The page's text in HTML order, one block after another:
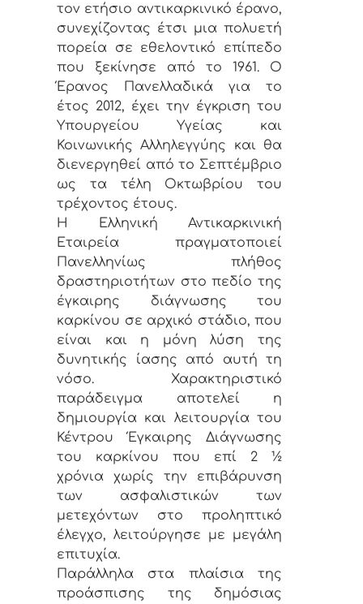
τον ετήσιο αντικαρκινικό έρανο,
συνεχίζοντας έτσι μια πολυετή
πορεία σε εθελοντικό επίπεδο
που ξεκίνησε από το 1961. Ο
Έρανος Πανελλαδικά για το
έτος 2012, έχει την έγκριση του
Υπουργείου Υγείας και
Κοινωνικής Αλληλεγγύης και θα
διενεργηθεί από το Σεπτέμβριο
ως τα τέλη Οκτωβρίου του
τρέχοντος έτους.
Η Ελληνική Αντικαρκινική
Εταιρεία πραγματοποιεί
Πανελληνίως πλήθος
δραστηριοτήτων στο πεδίο της
έγκαιρης διάγνωσης του
καρκίνου σε αρχικό στάδιο, που
είναι και η μόνη λύση της
δυνητικής ίασης από αυτή τη
νόσο. Χαρακτηριστικό
παράδειγμα αποτελεί η
δημιουργία και λειτουργία του
Κέντρου Έγκαιρης Διάγνωσης
του καρκίνου που επί 2 ½
χρόνια χωρίς την επιβάρυνση
των ασφαλιστικών των
μετεχόντων στο προληπτικό
έλεγχο, λειτούργησε με μεγάλη
επιτυχία.
Παράλληλα στα πλαίσια της
προάσπισης της δημόσιας